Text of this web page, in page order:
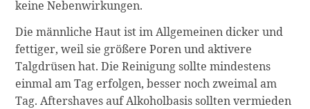
keine Nebenwirkungen.
Die männliche Haut ist im Allgemeinen dicker und
fettiger, weil sie größere Poren und aktivere
Talgdrüsen hat. Die Reinigung sollte mindestens
einmal am Tag erfolgen, besser noch zweimal am
Tag. Aftershaves auf Alkoholbasis sollten vermieden